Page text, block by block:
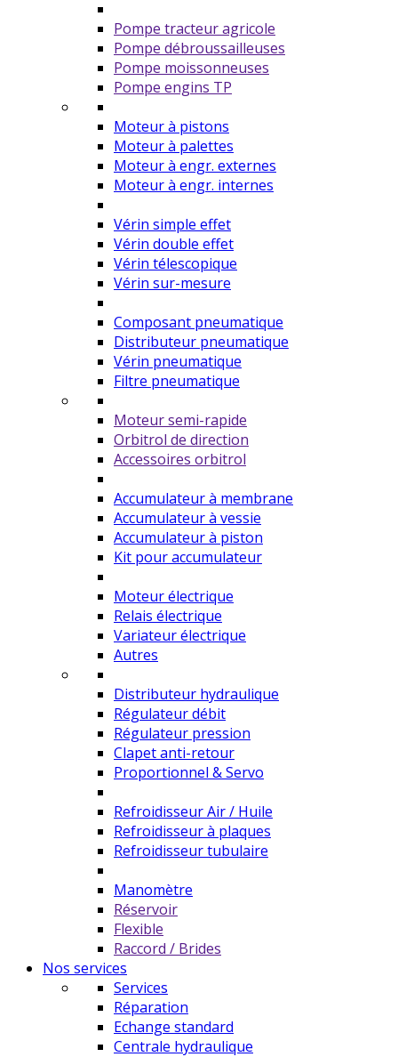
Pompe tracteur agricole
Pompe débroussailleuses
Pompe moissonneuses
Pompe engins TP
Moteur à pistons
Moteur à palettes
Moteur à engr. externes
Moteur à engr. internes
Vérin simple effet
Vérin double effet
Vérin télescopique
Vérin sur-mesure
Composant pneumatique
Distributeur pneumatique
Vérin pneumatique
Filtre pneumatique
Moteur semi-rapide
Orbitrol de direction
Accessoires orbitrol
Accumulateur à membrane
Accumulateur à vessie
Accumulateur à piston
Kit pour accumulateur
Moteur électrique
Relais électrique
Variateur électrique
Autres
Distributeur hydraulique
Régulateur débit
Régulateur pression
Clapet anti-retour
Proportionnel & Servo
Refroidisseur Air / Huile
Refroidisseur à plaques
Refroidisseur tubulaire
Manomètre
Réservoir
Flexible
Raccord / Brides
Nos services
Services
Réparation
Echange standard
Centrale hydraulique